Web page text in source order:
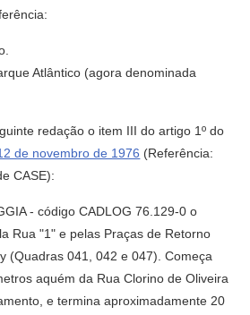
Atlântico (agora denominada
redação o item III do artigo 1º do
de novembro de 1976 (Referência:
CASE):
- código CADLOG 76.129-0 o
Rua "1" e pelas Praças de Retorno
(Quadras 041, 042 e 047). Começa
aquém da Rua Clorino de Oliveira
e termina aproximadamente 20